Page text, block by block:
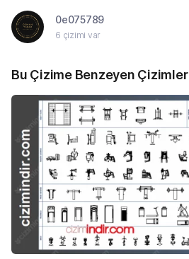
0e075789
6 çizimi var
Bu Çizime Benzeyen Çizimler